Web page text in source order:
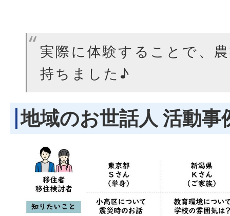
実際に体験することで、
持ちました♪
地域のお世話人 活動事